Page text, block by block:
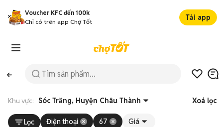
Voucher KFC đến 100k
Chỉ có trên app Chợ Tốt
Tải app
Khu vực: Sóc Trăng, Huyện Châu Thành Xoá lọc
Lọc Điện thoại 67 Giá